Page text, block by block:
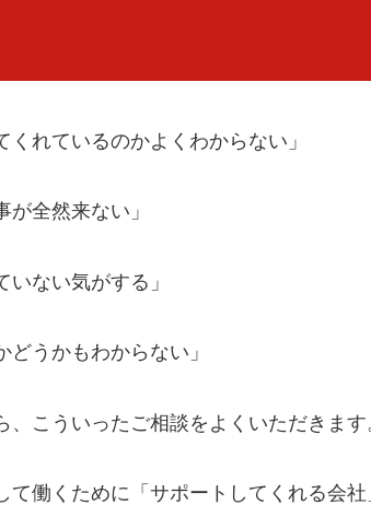
れているのかよくわからない」
全然来ない」
ない気がする」
うかもわからない」
こういったご相談をよくいただきます
働くために「サポートしてくれる会社